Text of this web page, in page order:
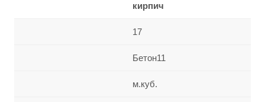
кирпич
17
Бетон11
м.куб.